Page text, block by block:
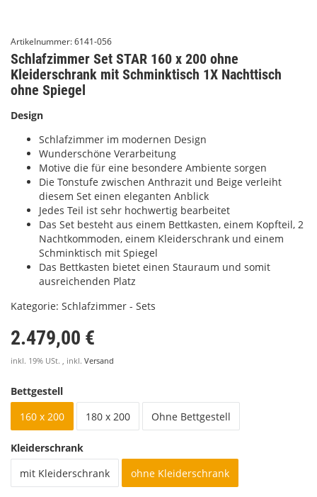
Artikelnummer:6141-056
Schlafzimmer Set STAR 160 x 200 ohne
Kleiderschrank mit Schminktisch 1X Nachttisch
ohne Spiegel
Design
Schlafzimmer im modernen Design
Wunderschöne Verarbeitung
Motive die für eine besondere Ambiente sorgen
Die Tonstufe zwischen Anthrazit und Beige verleiht
diesem Set einen eleganten Anblick
Jedes Teil ist sehr hochwertig bearbeitet
Das Set besteht aus einem Bettkasten, einem Kopfteil, 2
Nachtkommoden, einem Kleiderschrank und einem
Schminktisch mit Spiegel
Das Bettkasten bietet einen Stauraum und somit
ausreichenden Platz
Kategorie: Schlafzimmer - Sets
2.479,00 €
inkl. 19% USt. , inkl. Versand
Bettgestell
160 x 200
180 x 200 Ohne Bettgestell
Kleiderschrank
mit Kleiderschrank
ohne Kleiderschrank